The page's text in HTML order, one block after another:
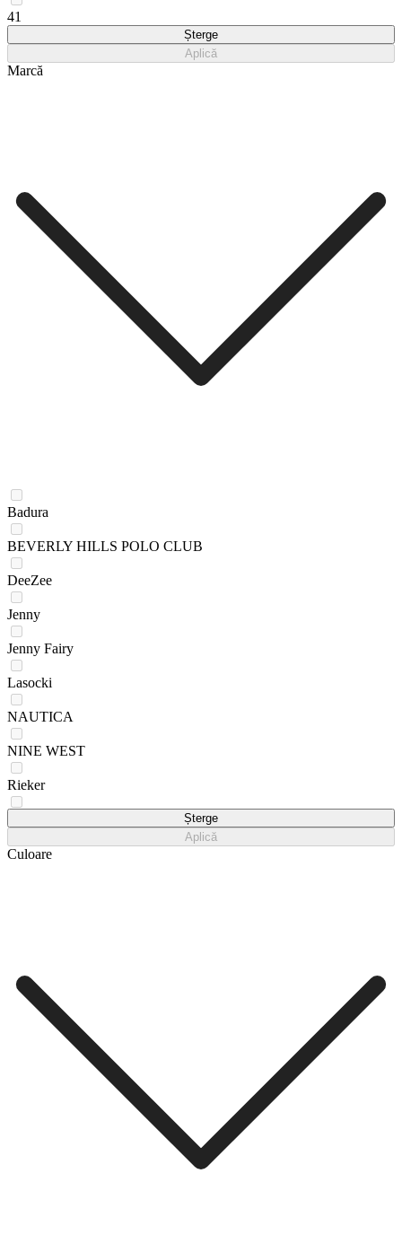
41
Șterge
Aplică
Marcă
Badura
BEVERLY HILLS POLO CLUB
DeeZee
Jenny
Jenny Fairy
Lasocki
NAUTICA
NINE WEST
Rieker
Șterge
Aplică
Culoare